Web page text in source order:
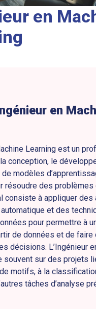
en
en
Learning est un
conception, le
de modèles
résoudre des problèmes
consiste à appliquer des
et des
pour permettre à
de données et de faire
décisions. L’Ingénieur
souvent sur des projets
motifs, à la
tâches d’analyse